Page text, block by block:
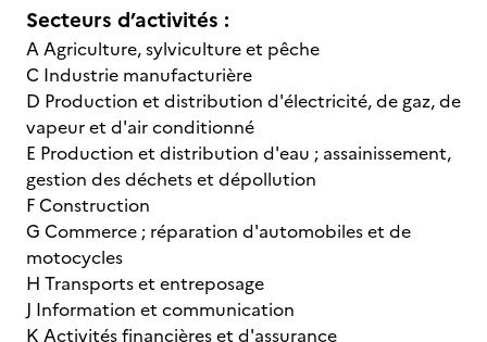
Secteurs d’activités :
A Agriculture, sylviculture et pêche
C Industrie manufacturière
D Production et distribution d'électricité, de gaz, de
vapeur et d'air conditionné
E Production et distribution d'eau ; assainissement,
gestion des déchets et dépollution
F Construction
G Commerce ; réparation d'automobiles et de
motocycles
H Transports et entreposage
J Information et communication
K Activités financières et d'assurance